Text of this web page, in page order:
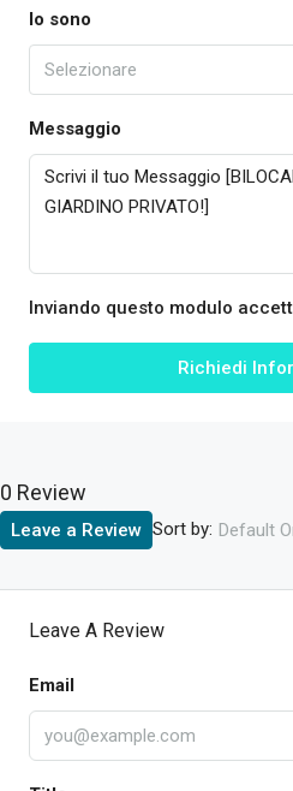
Io sono
Selezionare
Messaggio
Inviando questo modulo
Richiedi
0 Review
Sort by: Default
Leave a Review
Leave A Review
Email